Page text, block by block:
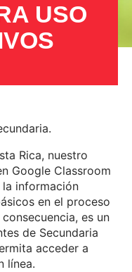
USO
Rica, nuestro
Google Classroom
información
en el proceso
es un
de Secundaria
acceder a
línea.